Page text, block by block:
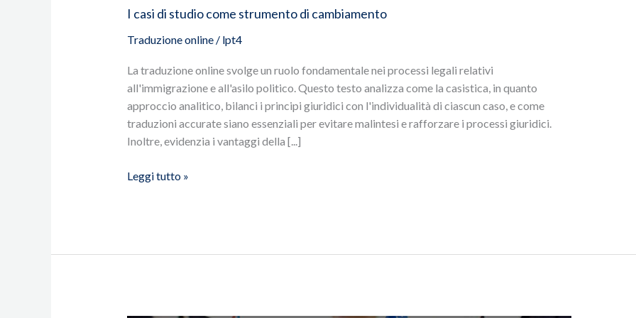
I casi di studio come strumento di cambiamento
Traduzione online/ lpt4
La traduzione online svolge un ruolo fondamentale nei processi legali relativi
all'immigrazione e all'asilo politico. Questo testo analizza come la casistica, in quanto
approccio analitico, bilanci i principi giuridici con l'individualità di ciascun caso, e come
traduzioni accurate siano essenziali per evitare malintesi e rafforzare i processi giuridici.
Inoltre, evidenzia i vantaggi della [...]
Leggi tutto »